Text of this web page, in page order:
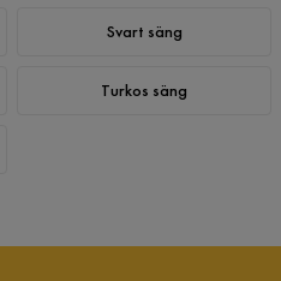
Svart säng
Turkos säng